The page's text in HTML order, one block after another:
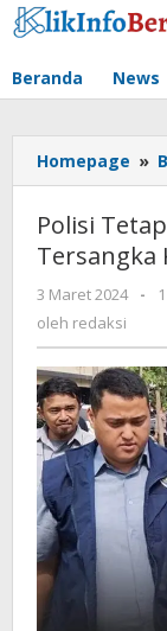
Lewati
ke
Beranda News
Homepage »
Polisi
Tersangka
3 Maret 2024 -
oleh redaksi